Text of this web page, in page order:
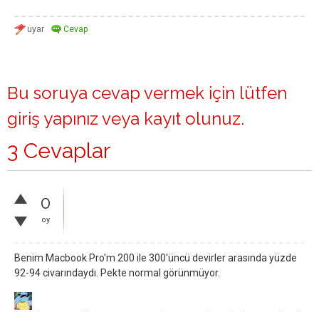
Bu soruya cevap vermek için lütfen
giriş yapınız veya kayıt olunuz.
3 Cevaplar
0
oy
Benim Macbook Pro'm 200 ile 300'üncü devirler arasında yüzde
92-94 civarındaydı. Pekte normal görünmüyor.